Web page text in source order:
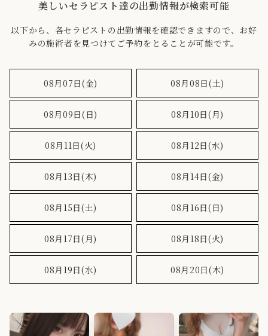
ACCESS アクセス
RECRUIT求人情報
PRIVACY
ABOUT
TEL 090-5359-7000
11:00〜5:00
美しいセラピスト達の出勤情報が検索可能
以下から、各セラピストの出勤情報を確認できますので、お好
みの施術者を見つけてご予約をとることが可能です。
08月07日(金) 08月08日(土)
08月09日(日) 08月10日(月)
08月11日(火) 08月12日(水)
08月13日(木) 08月14日(金)
08月15日(土) 08月16日(日)
08月17日(月) 08月18日(火)
08月19日(水) 08月20日(木)